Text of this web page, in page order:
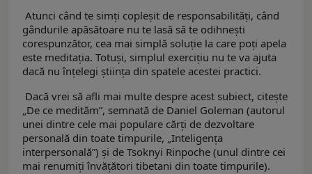
Atunci când te simți copleșit de responsabilități, când
gândurile apăsătoare nu te lasă să te odihnești
corespunzător, cea mai simplă soluție la care poți apela
este meditația. Totuși, simplul exercițiu nu te va ajuta
dacă nu înțelegi știința din spatele acestei practici.
Dacă vrei să afli mai multe despre acest subiect, citește
„De ce medităm”, semnată de Daniel Goleman (autorul
unei dintre cele mai populare cărți de dezvoltare
personală din toate timpurile, „Inteligența
interpersonală”) și de Tsoknyi Rinpoche (unul dintre cei
mai renumiți învățători tibetani din toate timpurile).